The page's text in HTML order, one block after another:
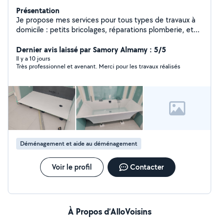
Présentation
Je propose mes services pour tous types de travaux à
domicile : petits bricolages, réparations plomberie, et
vos besoins, je m'assure que chaque projet soit réalisé
avec soin. Devis gratuit
Dernier avis laissé par Samory Almamy : 5/5
Il y a 10 jours
Très professionnel et avenant. Merci pour les travaux réalisés
Déménagement et aide au déménagement
Voir le profil Contacter
À Propos d’AlloVoisins